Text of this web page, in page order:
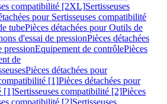
compatibilité [2XL]Sertisseuses
pour Sertisseuses compatibilité
tubePièces détachées pour Outils de
d'essai de pressionPièces détachées
pressionEquipement de contrôlePièces
de
Pièces détachées pour
[1]Pièces détachées pour
[1]Sertisseuses compatibilité [2]Pièces
compatibilité [2]Sertisseuses